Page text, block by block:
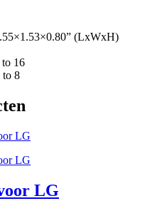
(LxWxH)
16
to 8
LG